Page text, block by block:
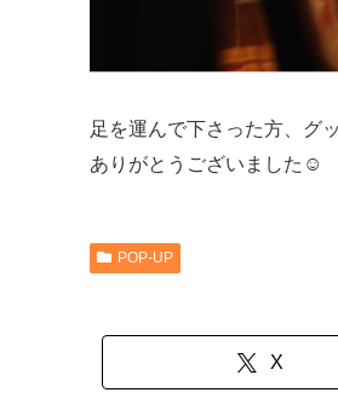
足を運んで下さった方、グ
ありがとうございました☺︎
POP-UP
X